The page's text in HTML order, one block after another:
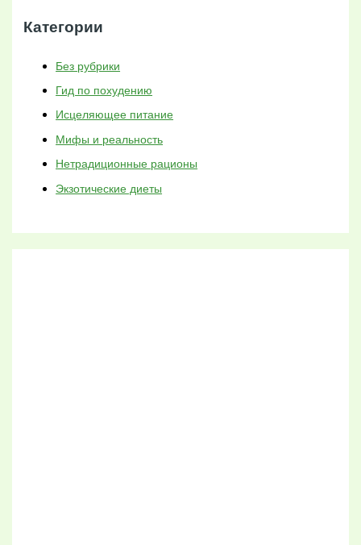
Категории
Без рубрики
Гид по похудению
Исцеляющее питание
Мифы и реальность
Нетрадиционные рационы
Экзотические диеты